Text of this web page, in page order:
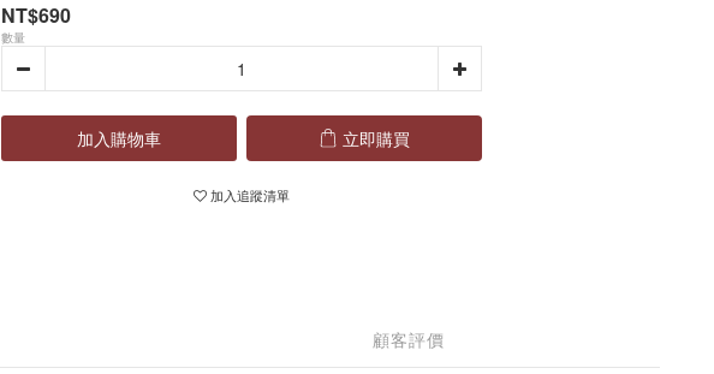
NT$690
數量
加入購物車 立即購買
加入追蹤清單
顧客評價